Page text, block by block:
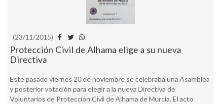
(23/11/2015)
Protección Civil de Alhama elige a su nueva
Directiva
Este pasado viernes 20 de noviembre se celebraba una Asamblea
y posterior votación para elegir a la nueva Directiva de
Voluntarios de Protección Civil de Alhama de Murcia. El acto